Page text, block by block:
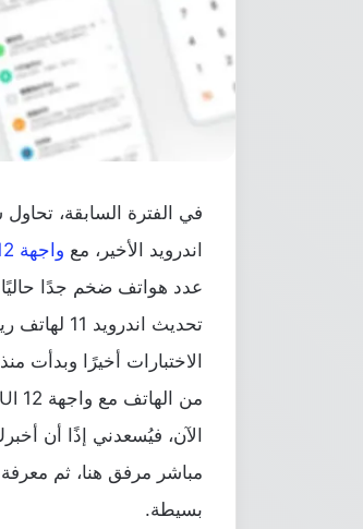
في الفترة السابقة،
اندرويد الأخير، مع واجهة MIUI 12
عدد هواتف ضخم جدًا حاليًا
الاختبارات أخيرًا وبدأت
الآن، فيُسعدني إذًا أن
مباشر مرفق هنا، ثم
بسيطة.